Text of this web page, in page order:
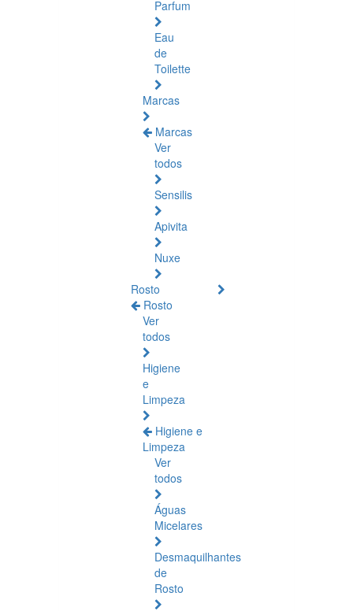
Parfum
Eau
de
Toilette
Marcas
Marcas
Ver
todos
Sensilis
Apivita
Nuxe
Rosto
Rosto
Ver
todos
Higiene
e
Limpeza
Higiene e
Limpeza
Ver
todos
Águas
Micelares
Desmaquilhantes
de
Rosto